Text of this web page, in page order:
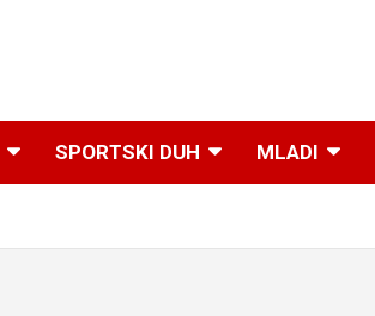
SPORTSKI DUH MLADI